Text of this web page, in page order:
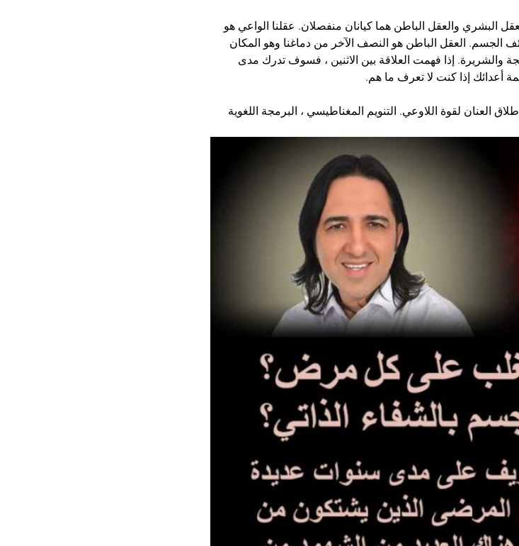
البشري والعقل الباطن هما كيانان منفصلان. عقلنا الواعي هو
الجسم. العقل الباطن هو النصف الآخر من دماغنا وهو المكان
والشريرة. إذا فهمت العلاقة بين الاثنين ، فسوف تدرك مدى
أعدائك إذا كنت لا تعرف ما هم.
العنان لقوة اللاوعي. التنويم المغناطيسي ، البرمجة اللغوية